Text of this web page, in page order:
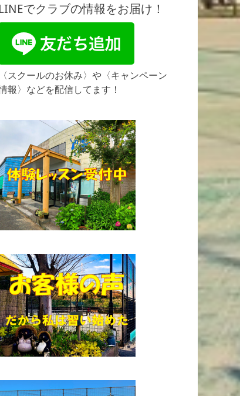
LINEでクラブの情報をお届け！
〈スクールのお休み〉や〈キャンペーン
報〉などを配信してます！